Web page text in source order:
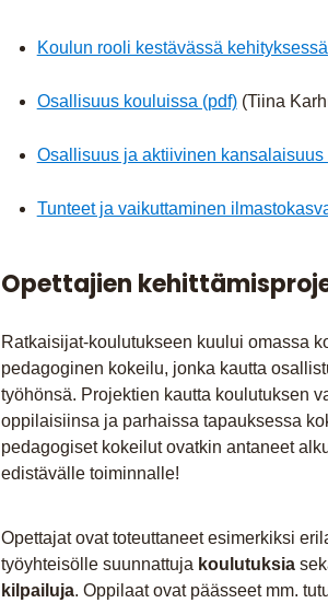
Koulun rooli kestävässä
Osallisuus kouluissa (pdf)(Tiina
Osallisuus ja aktiivinen kansalaisuus
Tunteet ja vaikuttaminen
Opettajien
Ratkaisijat-koulutukseen kuului omassa
pedagoginen kokeilu, jonka kautta
työhönsä. Projektien kautta koulutuksen
oppilaisiinsa ja parhaissa tapauksessa
pedagogiset kokeilut ovatkin antaneet
edistävälle toiminnalle!
Opettajat ovat toteuttaneet esimerkiksi
työyhteisölle suunnattuja koulutuksia
kilpailuja. Oppilaat ovat päässeet mm.